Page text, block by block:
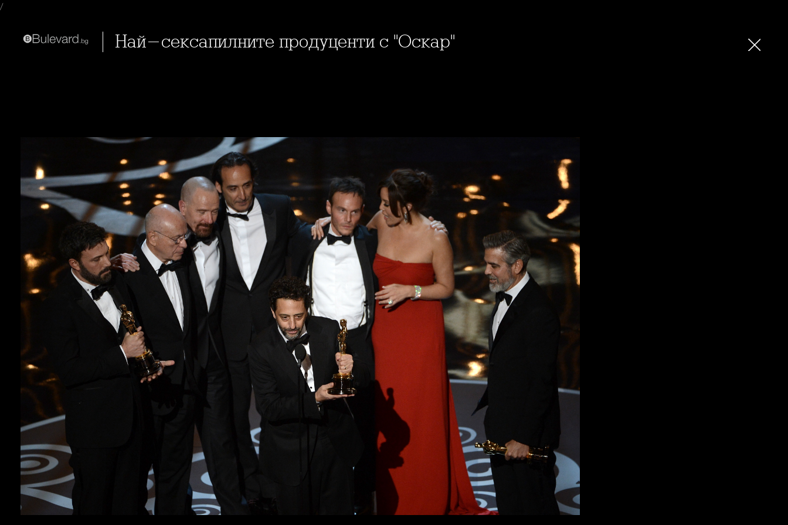
/
Най-сексапилните продуценти с "Оскар"